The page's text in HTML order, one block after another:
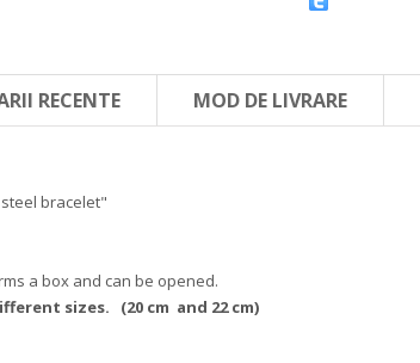
RECENTE MOD DE LIVRARE
bracelet"
a box and can be opened.
sizes. (20 cm and 22 cm)